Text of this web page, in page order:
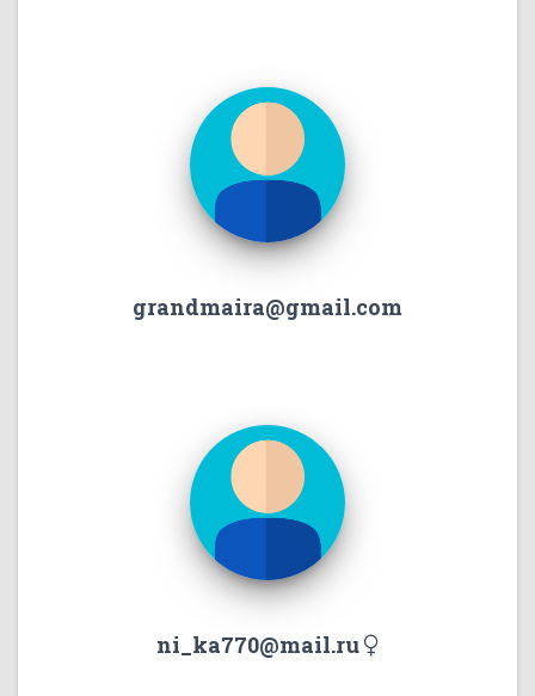
grandmaira@gmail.com
ni_ka770@mail.ru